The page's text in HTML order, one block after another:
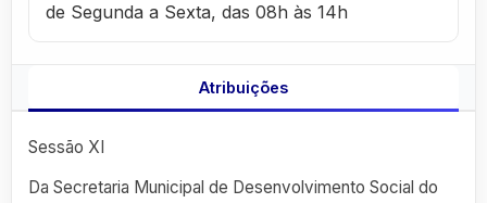
de Segunda a Sexta, das 08h às 14h
Atribuições
Sessão XI
Da Secretaria Municipal de Desenvolvimento Social do